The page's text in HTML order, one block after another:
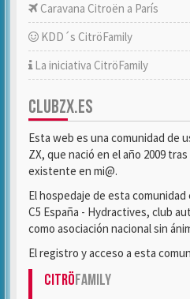
Caravana Citroën a París
KDD´s CitröFamily
La iniciativa CitröFamily
CLUBZX.ES
Esta web es una comunidad de
ZX, que nació en el año 2009
existente en mi@.
El hospedaje de esta
C5 España - Hydractives, club
como asociación nacional sin
El registro y acceso a esta
CitröFamily